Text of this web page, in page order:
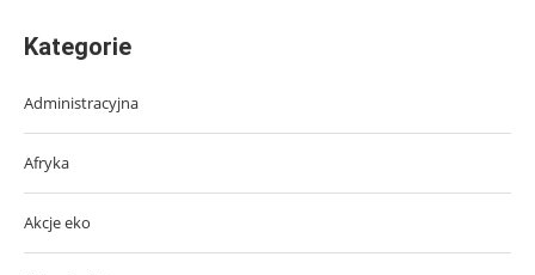
Kategorie
Administracyjna
Afryka
Akcje eko